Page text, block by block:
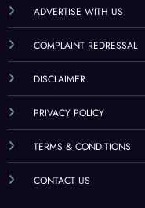
ADVERTISE WITH US
COMPLAINT REDRESSAL
DISCLAIMER
PRIVACY POLICY
TERMS & CONDITIONS
CONTACT US